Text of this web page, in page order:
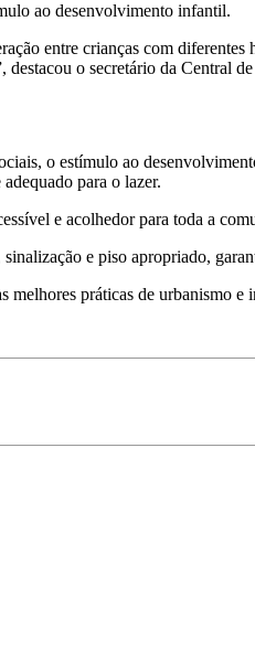
ao desenvolvimento infantil.
entre crianças com
o secretário da Central
o estímulo ao
para o lazer.
e acolhedor para toda a
e piso apropriado,
práticas de urbanismo